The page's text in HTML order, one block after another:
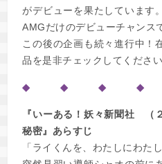
がデビューを果たしています
AMGだけのデビューチャンス
この後の企画も続々進行中！
品を是非チェックしてください
◆ ◆ ◆ ◆
『いーある！妖々新聞社 （
秘密』あらすじ
「ライくんを、わたしにわた